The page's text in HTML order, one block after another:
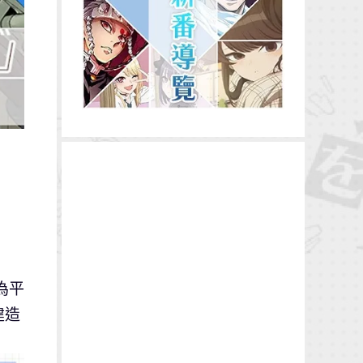
平
造